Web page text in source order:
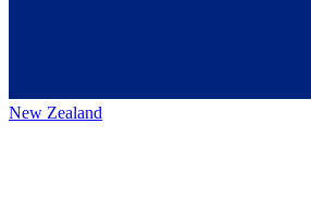
New Zealand